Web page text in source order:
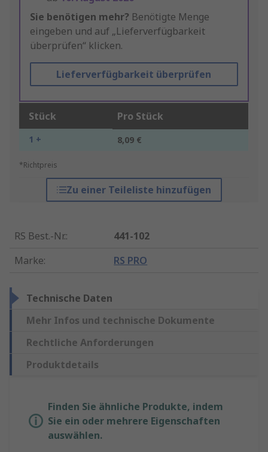
Sie benötigen mehr? Benötigte Menge
eingeben und auf „Lieferverfügbarkeit
überprüfen“ klicken.
Lieferverfügbarkeit überprüfen
Stück Pro Stück
1 + 8,09 €
*Richtpreis
Zu einer Teileliste hinzufügen
RS Best.-Nr.:
441-102
Marke: RS PRO
Technische Daten
Mehr Infos und technische Dokumente
Rechtliche Anforderungen
Produktdetails
Finden Sie ähnliche Produkte, indem
Sie ein oder mehrere Eigenschaften
auswählen.